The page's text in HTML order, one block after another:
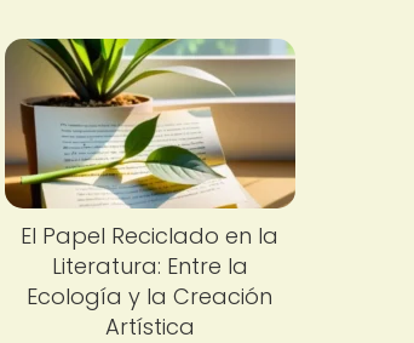
El Papel Reciclado en la
Literatura: Entre la
Ecología y la Creación
Artística